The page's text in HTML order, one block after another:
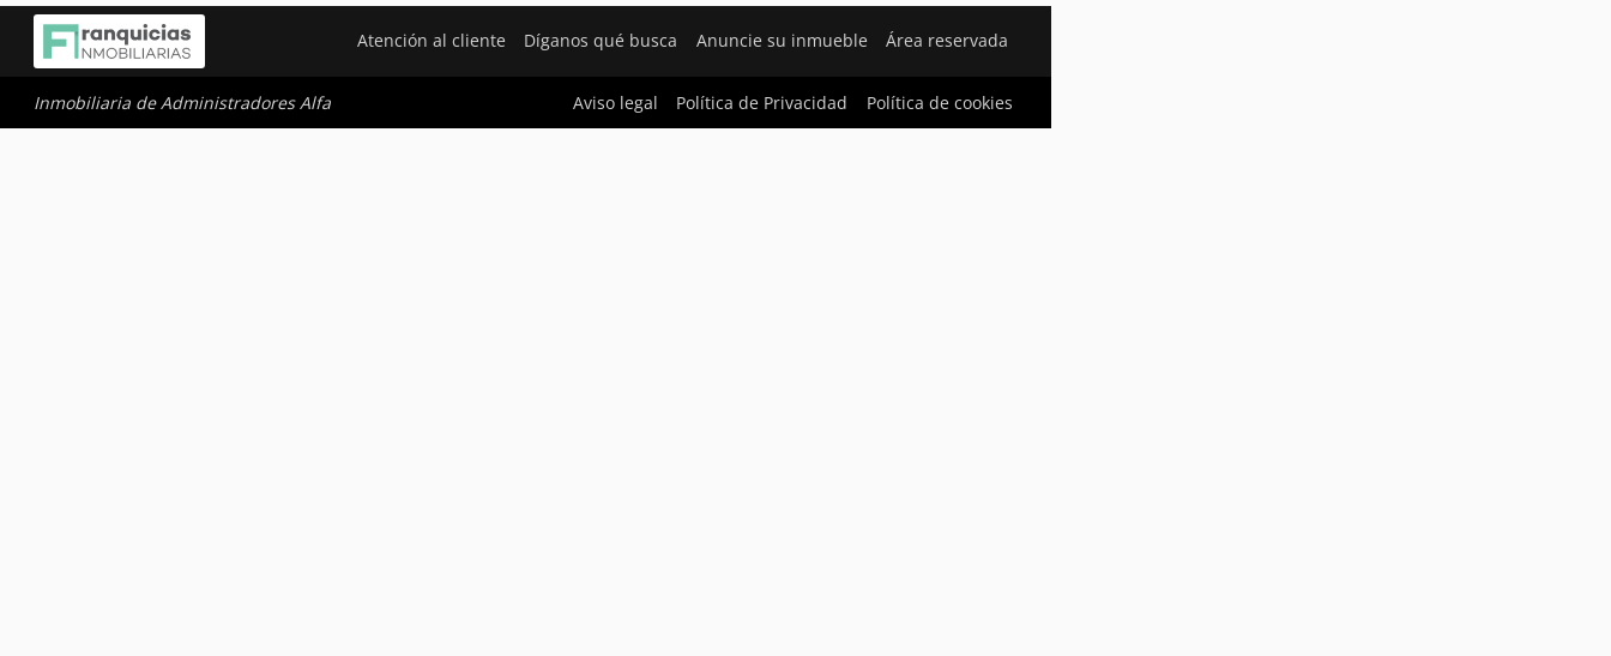
Atención al cliente Díganos qué busca Anuncie su inmueble Área reservada
Inmobiliaria de Administradores Alfa Aviso legal Política de Privacidad Política de cookies